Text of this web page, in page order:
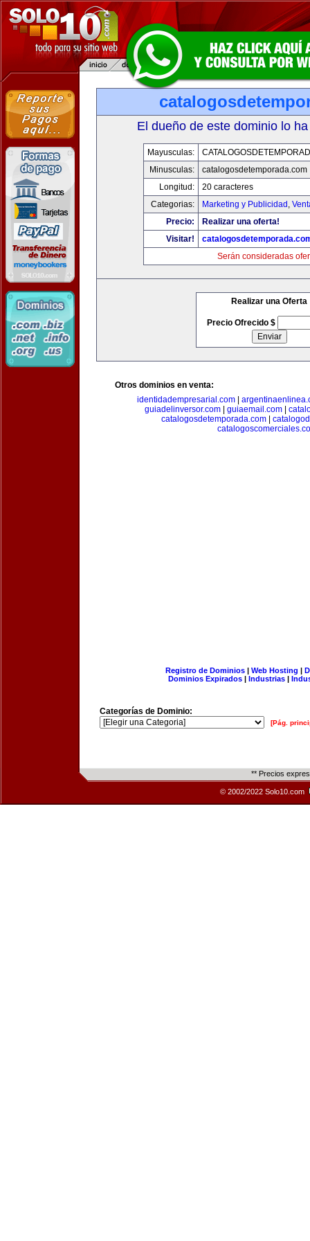
El dueño de este dominio lo
Mayusculas:
Minusculas:
catalogosdetemporada.com
Longitud:
20 caracteres
Categorias:
Marketing y Publicidad ,
Precio:
Realizar una oferta!
Visitar!
Serán consideradas
Realizar una Oferta
Precio Ofrecido $
Otros dominios en venta:
identidadempresarial.com
guiadelinversor.com| guiaemail.com|
catalogosdetemporada.com|
Registro de Dominios| Web Hosting |
Dominios Expirados | Industrias |
Categorías de Dominio:
[Pág.
** Precios
© 2002/2022 Solo10.com